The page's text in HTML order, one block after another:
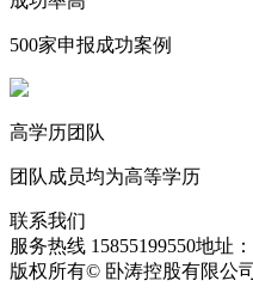
500家申报成功案例
高学历团队
团队成员均为高等学历
联系我们
服务热线 15855199550地址
版权所有© 卧涛控股有限公司